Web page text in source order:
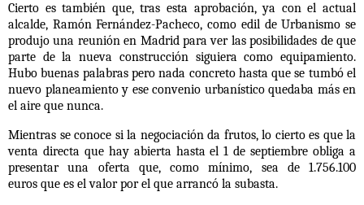
Cierto es también que, tras esta aprobación, ya con el actual
alcalde, Ramón Fernández-Pacheco, como edil de Urbanismo se
produjo una reunión en Madrid para ver las posibilidades de que
parte de la nueva construcción siguiera como equipamiento.
Hubo buenas palabras pero nada concreto hasta que se tumbó el
nuevo planeamiento y ese convenio urbanístico quedaba más en
el aire que nunca.
Mientras se conoce si la negociación da frutos, lo cierto es que la
venta directa que hay abiertahasta el 1 de septiembre obliga a
presentar una oferta que, como mínimo, sea de 1.756.100
euros que es el valor por el que arrancó la subasta.